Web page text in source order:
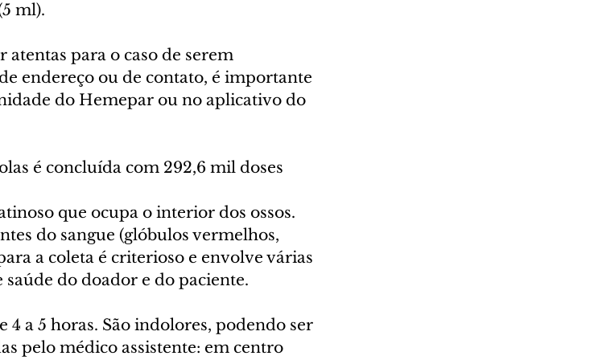
ml).
atentas para o caso de serem
endereço ou de contato, é importante
do Hemepar ou no aplicativo do
é concluída com 292,6 mil doses
que ocupa o interior dos ossos.
do sangue (glóbulos vermelhos,
a coleta é criterioso e envolve várias
saúde do doador e do paciente.
a 5 horas. São indolores, podendo ser
pelo médico assistente: em centro